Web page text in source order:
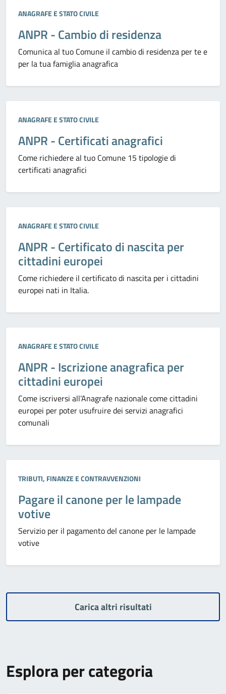
Categoria:
ANAGRAFE E STATO CIVILE
ANPR - Cambio di residenza
Comunica al tuo Comune il cambio di residenza per te e
per la tua famiglia anagrafica
Categoria:
ANAGRAFE E STATO CIVILE
ANPR - Certificati anagrafici
Come richiedere al tuo Comune 15 tipologie di
certificati anagrafici
Categoria:
ANAGRAFE E STATO CIVILE
ANPR - Certificato di nascita per
cittadini europei
Come richiedere il certificato di nascita per i cittadini
europei nati in Italia.
Categoria:
ANAGRAFE E STATO CIVILE
ANPR - Iscrizione anagrafica per
cittadini europei
Come iscriversi all’Anagrafe nazionale come cittadini
europei per poter usufruire dei servizi anagrafici
comunali
Categoria:
TRIBUTI, FINANZE E CONTRAVVENZIONI
Pagare il canone per le lampade
votive
Servizio per il pagamento del canone per le lampade
votive
Carica altri risultati
Esplora per categoria